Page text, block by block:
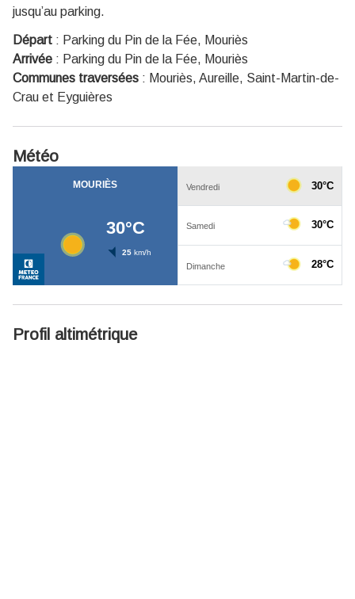
jusqu’au parking.
Départ : Parking du Pin de la Fée, Mouriès
Arrivée : Parking du Pin de la Fée, Mouriès
Communes traversées : Mouriès, Aureille, Saint-Martin-de-
Crau et Eyguières
Météo
Profil altimétrique